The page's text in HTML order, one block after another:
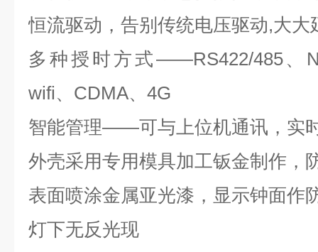
恒流驱动，告别传统电压驱动,大大
多种授时方式――RS422/485、
wifi、 CDMA、 4G
智能管理――可与上位机通讯，实
外壳采用专用模具加工钣金制作，
表面喷涂金属亚光漆，显示钟面作
灯下无反光现